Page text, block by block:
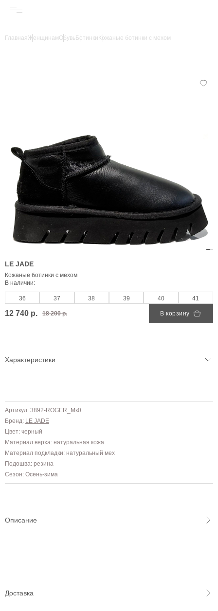
ГлавнаяЖенщинамОбувьБотинки Кожаные ботинки с мехом
LE JADE
Кожаные ботинки с мехом
В наличии:
36 37 38 39 40 41
12 740 р. 18 200 р. В корзину
Характеристики
Артикул: 3892-ROGER_Мк0
Бренд: LE JADE
Цвет: черный
Материал верха: натуральная кожа
Материал подкладки: натуральный мех
Подошва: резина
Сезон: Осень-зима
Описание
Доставка